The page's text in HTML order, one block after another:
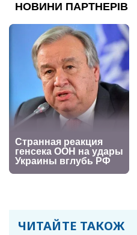
ЧИТАЙТЕ ТАКОЖ